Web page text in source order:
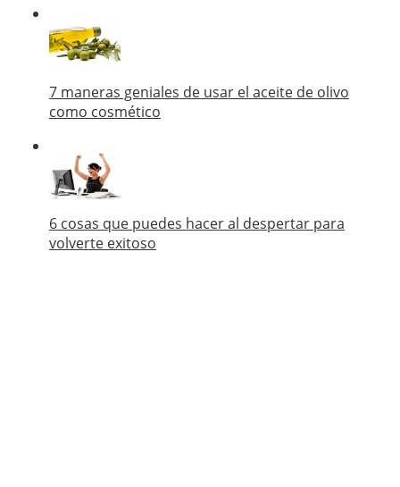
7 maneras geniales de usar el aceite de olivo
como cosmético
6 cosas que puedes hacer al despertar para
volverte exitoso